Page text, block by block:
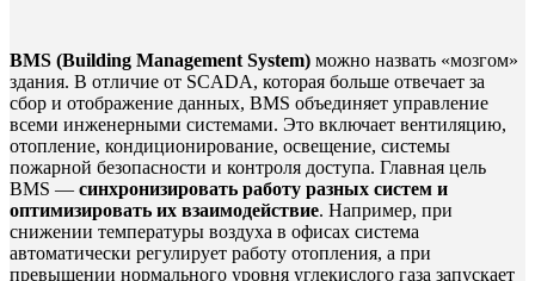
BMS (Building Management System) можно назвать «мозгом»
здания. В отличие от SCADA, которая больше отвечает за
сбор и отображение данных, BMS объединяет управление
всеми инженерными системами. Это включает вентиляцию,
отопление, кондиционирование, освещение, системы
пожарной безопасности и контроля доступа. Главная цель
BMS — синхронизировать работу разных систем и
оптимизировать их взаимодействие. Например, при
снижении температуры воздуха в офисах система
автоматически регулирует работу отопления, а при
превышении нормального уровня углекислого газа запускает